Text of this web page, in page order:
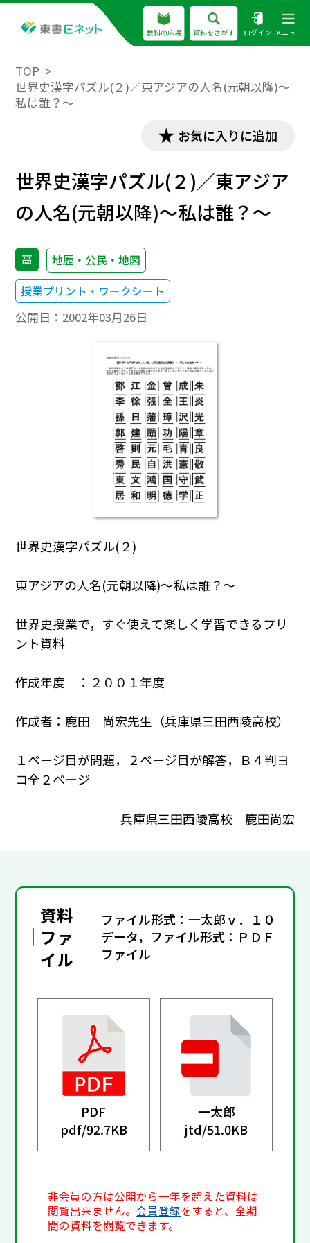
教科の広場 資料をさがす ログイン メニュー
TOP
世界史漢字パズル(２)／東アジアの人名(元朝以降)～
私は誰？～
お気に入りに追加
世界史漢字パズル(２)／東アジア
の人名(元朝以降)～私は誰？～
高
地歴・公民・地図
授業プリント・ワークシート
公開日： 2002年03月26日
世界史漢字パズル(２)
東アジアの人名(元朝以降)～私は誰？～
世界史授業で，すぐ使えて楽しく学習できるプリ
ント資料
作成年度 ：２００１年度
作成者：鹿田 尚宏先生（兵庫県三田西陵高校）
１ページ目が問題，２ページ目が解答，Ｂ４判ヨ
コ全２ページ
兵庫県三田西陵高校 鹿田尚宏
資料
ファ
イル
ファイル形式：一太郎ｖ．１０
データ，ファイル形式：ＰＤＦ
ファイル
PDF
pdf/92.7KB
一太郎
jtd/51.0KB
非会員の方は公開から一年を超えた資料は
閲覧出来ません。会員登録をすると、全期
間の資料を閲覧できます。